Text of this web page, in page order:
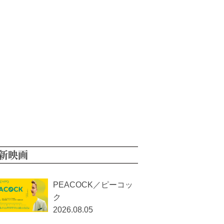
映画
PEACOCK／ピーコッ
ク
2026.08.05